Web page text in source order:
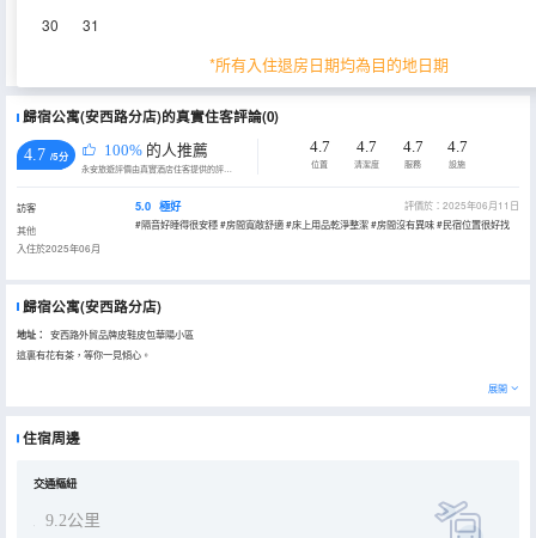
30 31
*所有入住退房日期均為目的地日期
刷、梳子、浴擦、剃鬚刀、指甲銼、鞋擦這些一次性日用品。若需要可諮詢酒店。
歸宿公寓(安西路分店)的真實住客評論(0)
4.7 /5分 100% 的人推薦
永安旅遊評價由真實酒店住客提供的評價。
4.7
位置
4.7
清潔度
4.7
服務
4.7
設施
訪客
其他
入住於2025年06月
5.0 極好
評價於：2025年06月11日
#隔音好睡得很安穩 #房間寬敞舒適 #床上用品乾淨整潔 #房間沒有異味 #民宿位置很好找
歸宿公寓(安西路分店)
地址：
安西路外貿品牌皮鞋皮包華陽小區
這裏有花有茶，等你一見傾心。
展開
住宿周邊
交通樞紐
9.2公里